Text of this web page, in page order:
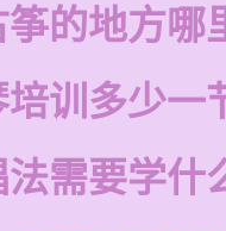
的地方哪
训多少一
需要学什